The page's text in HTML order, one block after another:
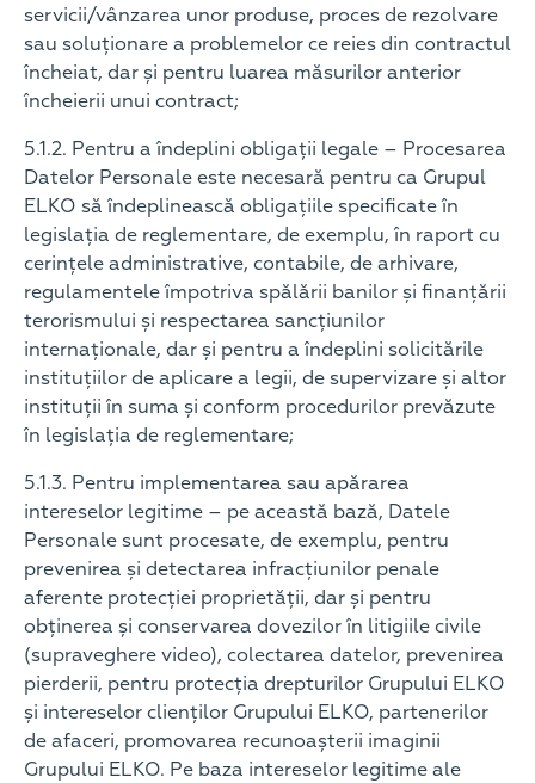
servicii/vânzarea unor produse, proces de rezolvare
sau soluționare a problemelor ce reies din contractul
încheiat, dar și pentru luarea măsurilor anterior
încheierii unui contract;
5.1.2. Pentru a îndeplini obligații legale – Procesarea
Datelor Personale este necesară pentru ca Grupul
ELKO să îndeplinească obligațiile specificate în
legislația de reglementare, de exemplu, în raport cu
cerințele administrative, contabile, de arhivare,
regulamentele împotriva spălării banilor și finanțării
terorismului și respectarea sancțiunilor
internaționale, dar și pentru a îndeplini solicitările
instituțiilor de aplicare a legii, de supervizare și altor
instituții în suma și conform procedurilor prevăzute
în legislația de reglementare;
5.1.3. Pentru implementarea sau apărarea
intereselor legitime – pe această bază, Datele
Personale sunt procesate, de exemplu, pentru
prevenirea și detectarea infracțiunilor penale
aferente protecției proprietății, dar și pentru
obținerea și conservarea dovezilor în litigiile civile
(supraveghere video), colectarea datelor, prevenirea
pierderii, pentru protecția drepturilor Grupului ELKO
și intereselor clienților Grupului ELKO, partenerilor
de afaceri, promovarea recunoașterii imaginii
Grupului ELKO. Pe baza intereselor legitime ale